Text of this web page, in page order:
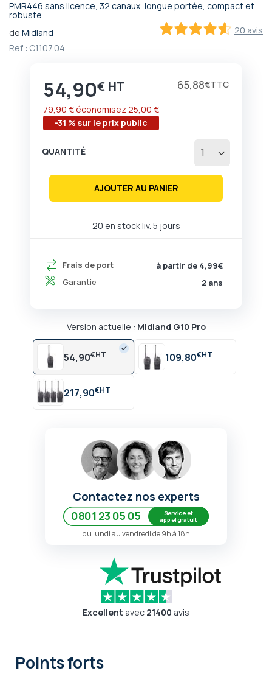
PMR446 sans licence, 32 canaux, longue portée, compact et
robuste
20 avis
de Midland
Ref : C1107.04
Prix
54,90€ 65,88€
-31 % sur le prix public
79,90 € économisez25,00 €
20 en stock liv. 5 jours
Frais de port
à partir de 4,99€
Garantie
2 ans
QUANTITÉ
AJOUTER AU PANIER
Version actuelle : Midland G10 Pro
54,90€ 109,80€
217,90€
Passer
début
de
d’images
Contactez nos experts
0801 23 05 05
Service et
appel gratuit
du lundi au vendredi de 9h à 18h
Excellent avec 21400 avis
Points forts